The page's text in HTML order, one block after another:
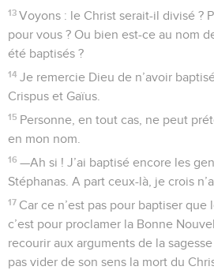
13 Voyons : le Christ serait-il divisé ?
pour vous ? Ou bien est-ce au nom
été baptisés ?
14 Je remercie Dieu de n’avoir
Crispus et Gaïus.
15 Personne, en tout cas, ne peut
en mon nom.
16 —Ah si ! J’ai baptisé encore les
Stéphanas. A part ceux-là, je crois
17 Car ce n’est pas pour baptiser que
c’est pour proclamer la Bonne
recourir aux arguments de la
pas vider de son sens la mort du